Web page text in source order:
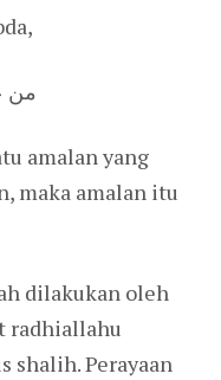
من
amalan yang
maka amalan itu
dilakukan oleh
radhiallahu
shalih. Perayaan